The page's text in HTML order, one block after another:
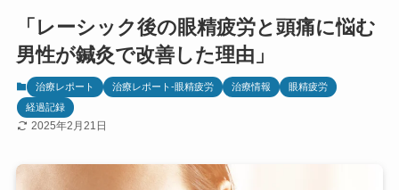
「レーシック後の眼精疲労と頭痛に悩む
男性が鍼灸で改善した理由」
治療レポート 治療レポート-眼精疲労 治療情報
眼精疲労
経過記録
2025年2月21日